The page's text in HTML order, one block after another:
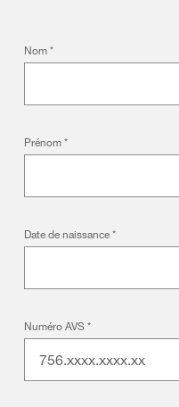
Nom*
Prénom*
Date de naissance*
Numéro AVS*